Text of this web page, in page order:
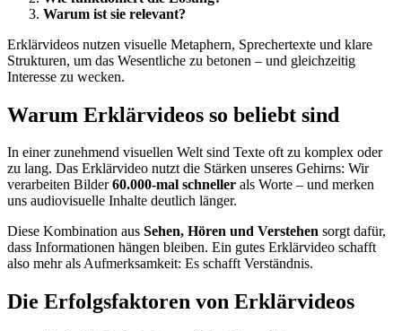
Warum ist sie relevant?
Erklärvideos nutzen visuelle Metaphern, Sprechertexte und klare
Strukturen, um das Wesentliche zu betonen – und gleichzeitig
Interesse zu wecken.
Warum Erklärvideos so beliebt sind
In einer zunehmend visuellen Welt sind Texte oft zu komplex oder
zu lang. Das Erklärvideo nutzt die Stärken unseres Gehirns: Wir
verarbeiten Bilder60.000-mal schneller als Worte – und merken
uns audiovisuelle Inhalte deutlich länger.
Diese Kombination aus Sehen, Hören und Verstehen sorgt dafür,
dass Informationen hängen bleiben. Ein gutes Erklärvideo schafft
also mehr als Aufmerksamkeit: Es schafft Verständnis.
Die Erfolgsfaktoren von Erklärvideos